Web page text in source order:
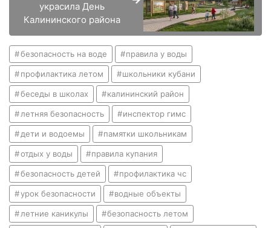
украсила День
Калининского района
безопасность на воде правила у воды
профилактика летом школьники кубани
беседы в школах калининский район
летняя безопасность инспектор гимс
дети и водоемы памятки школьникам
отдых у воды правила купания
безопасность детей профилактика чс
урок безопасности водные объекты
летние каникулы безопасность летом